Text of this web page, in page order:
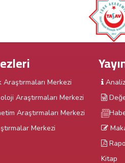
Merkezi
Araştırmaları Merkezi
Araştırmaları Merkezi
Merkezi
Analiz
Kitap